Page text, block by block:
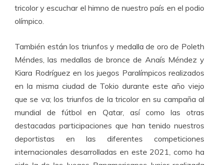
tricolor y escuchar el himno de nuestro país en el podio
olímpico.
También están los triunfos y medalla de oro de Poleth
Méndes, las medallas de bronce de Anaís Méndez y
Kiara Rodríguez en los juegos Paralímpicos realizados
en la misma ciudad de Tokio durante este año viejo
que se va; los triunfos de la tricolor en su campaña al
mundial de fútbol en Qatar, así como las otras
destacadas participaciones que han tenido nuestros
deportistas en las diferentes competiciones
internacionales desarrolladas en este 2021, como ha